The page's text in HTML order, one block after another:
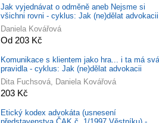
Jak vyjednávat o odměně aneb Nejsme si
všichni rovni - cyklus: Jak (ne)dělat advokacii
Daniela Kovářová
Od 203 Kč
Komunikace s klientem jako hra... i ta má svá
pravidla - cyklus: Jak (ne)dělat advokacii
Dita Fuchsová, Daniela Kovářová
203 Kč
Etický kodex advokáta (usnesení